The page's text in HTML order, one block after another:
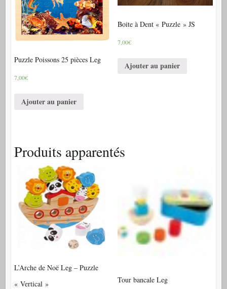
Puzzle Poissons 25 pièces Leg
7,00€
Ajouter au panier
Boite à Dent « Puzzle » JS
7,00€
Ajouter au panier
Produits apparentés
L’Arche de Noë Leg – Puzzle
« Vertical »
Tour bancale Leg